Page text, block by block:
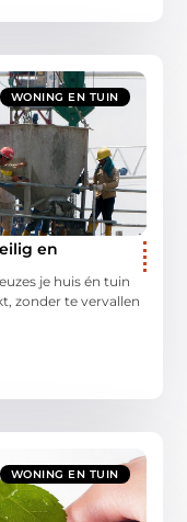
WONING EN TUIN
en
je huis én tuin
zonder te vervallen
WONING EN TUIN